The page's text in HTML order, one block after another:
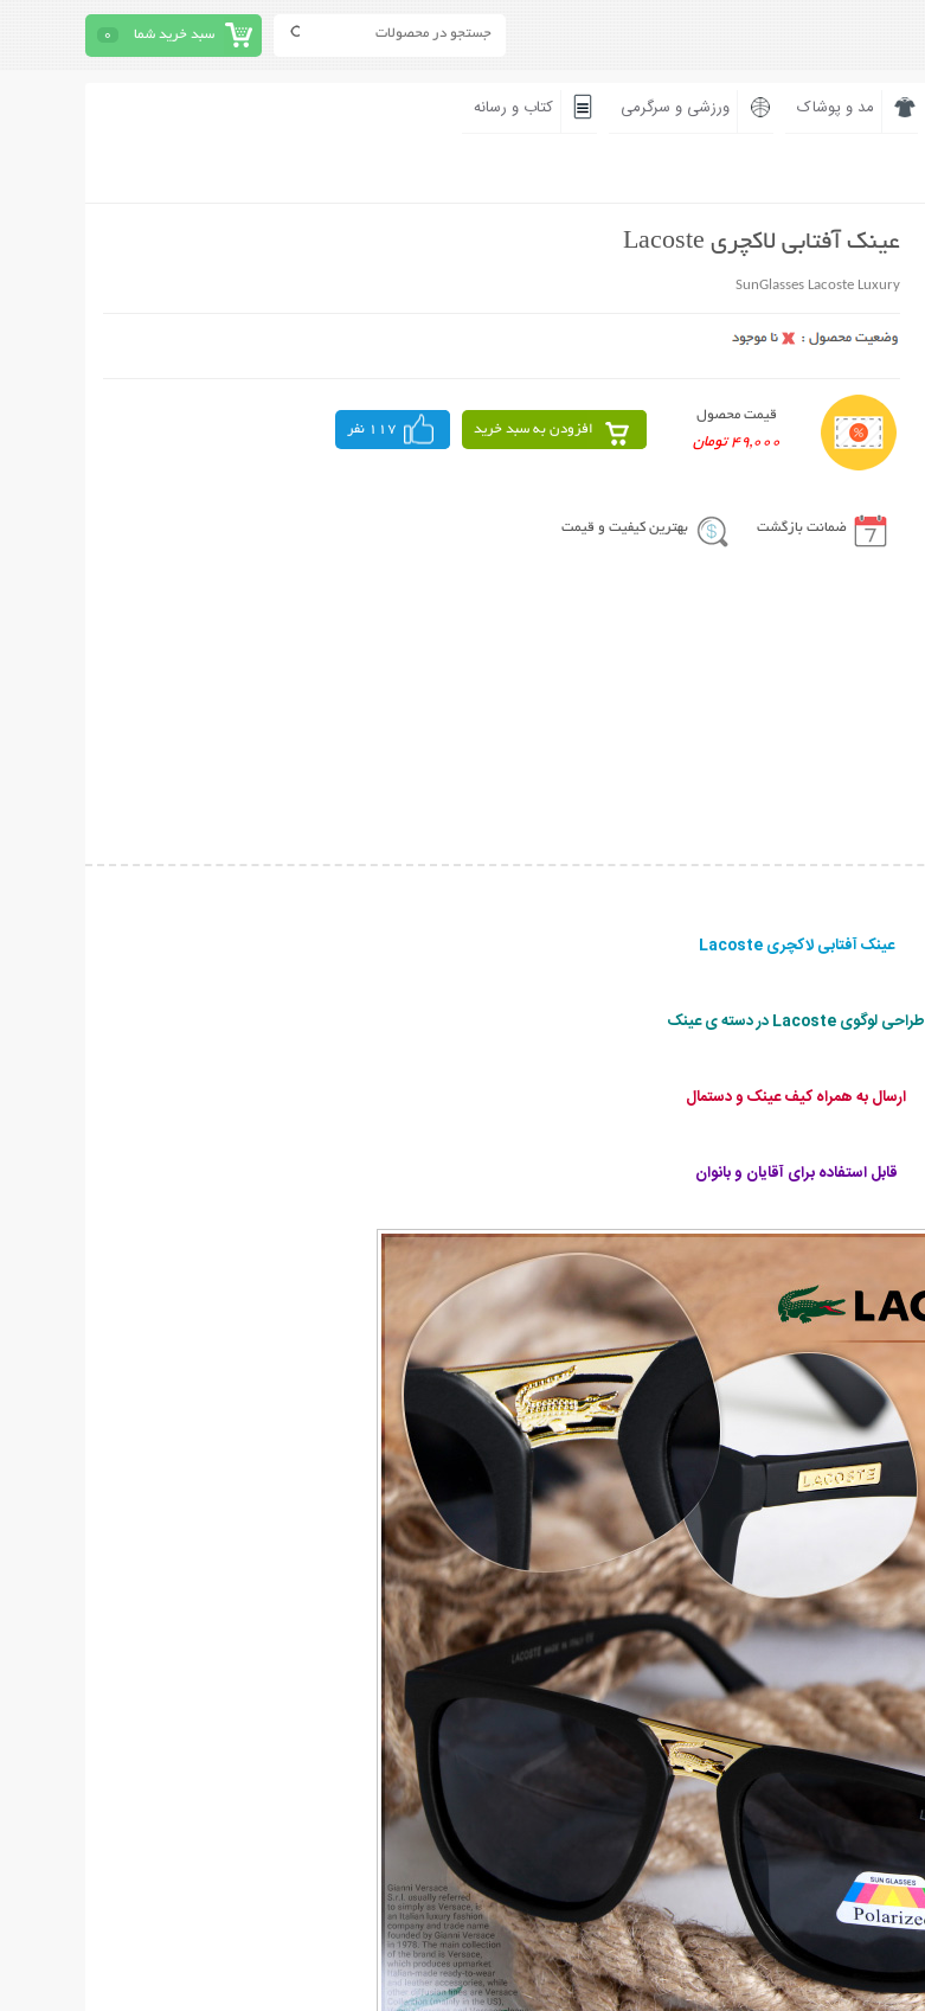
سبد خرید شما 0
مد و پوشاک ورزشی و سرگرمی کتاب و رسانه
عینک آفتابی لاکچری Lacoste
SunGlasses Lacoste Luxury
قیمت محصول
49,000 تومان
افزودن به سبد خرید 117 نفر
ضمانت بازگشت بهترین کیفیت و قیمت
عینک آفتابی لاکچری Lacoste
طراحی لوگوی Lacoste در دسته ی عینک
ارسال به همراه کیف عینک و دستمال
قابل استفاده برای آقایان و بانوان